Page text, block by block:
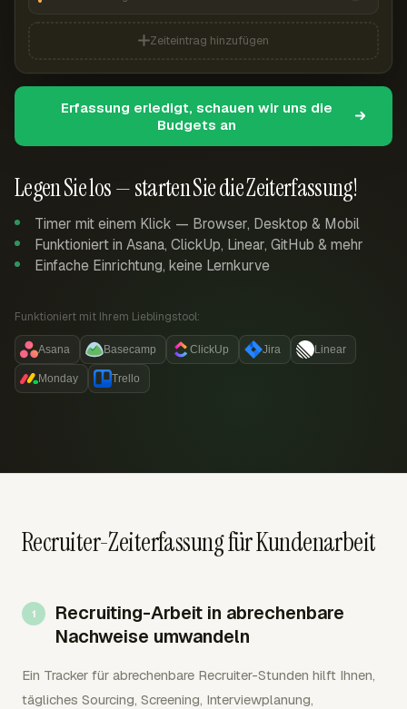
Legen Sie los — starten Sie die Zeiterfassung!
Timer mit einem Klick — Browser, Desktop & Mobil
Funktioniert in Asana, ClickUp, Linear, GitHub & mehr
Einfache Einrichtung, keine Lernkurve
Funktioniert mit Ihrem Lieblingstool:
Asana Basecamp ClickUp Jira Linear
Monday Trello
Zeiteintrag hinzufügen
Erfassung erledigt, schauen wir uns die
Budgets an
Recruiter-Zeiterfassung für Kundenarbeit
Recruiting-Arbeit in abrechenbare
Nachweise umwandeln
Ein Tracker für abrechenbare Recruiter-Stunden hilft Ihnen,
tägliches Sourcing, Screening, Interviewplanung,